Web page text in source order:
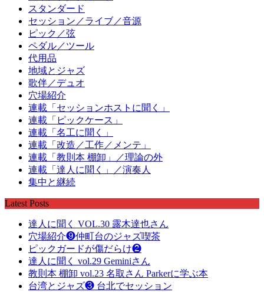
スタンダード
セッション／ライブ／音源
ピック／弦
ペダル／ツール
代用品
地域とジャズ
歌伴／デュオ
穴場紹介
連載「セッションホストに聞く」
連載「ピックケース」
連載「名工に聞く」
連載「改造／工作／メンテ」
連載「教則本 棚卸」／理論の外
連載「達人に聞く」／演奏人
集中と継続
Latest Posts
達人に聞く VOL.30 露木達也さん
穴場紹介❾仲町台のジャズ喫茶
ピックガードが傷だらけ❷
達人に聞く vol.29 Geminiさん
教則本 棚卸 vol.23 名取さん Parkerに学ぶ本
台湾とジャズ❸ 台北でセッション